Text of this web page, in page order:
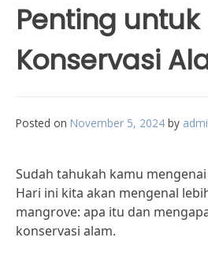
Penting untuk
Konservasi
Posted on November 5, 2024 by
Sudah tahukah kamu
Hari ini kita akan mengenal
mangrove: apa itu dan
konservasi alam.